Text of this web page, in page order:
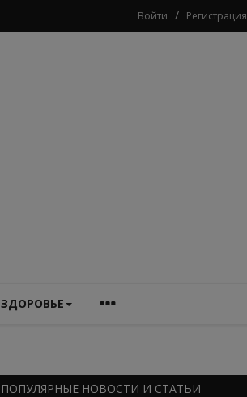
Войти / Регистрация
ЗДОРОВЬЕ
ПОПУЛЯРНЫЕ НОВОСТИ И СТАТЬИ